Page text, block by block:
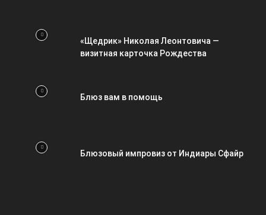
«Щедрик» Николая Леонтовича —
визитная карточка Рождества
Блюз вам в помощь
Блюзовый импровиз от Индиары Сфайр